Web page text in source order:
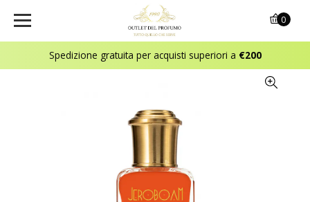
Spedizione gratuita per acquisti superiori a €200
0